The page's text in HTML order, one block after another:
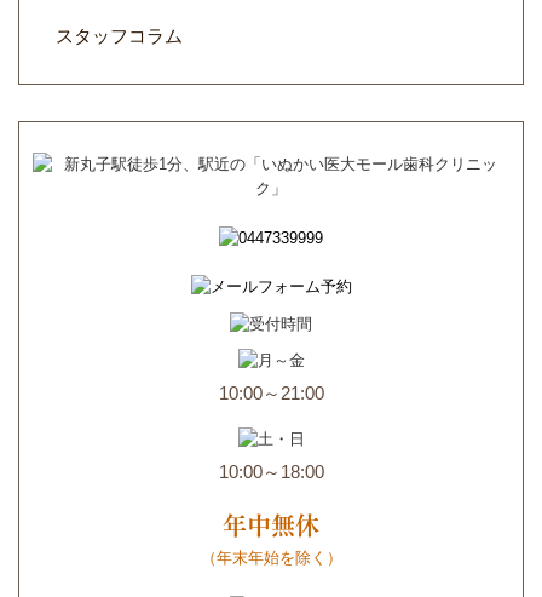
スタッフコラム
10:00～21:00
10:00～18:00
年中無休
（年末年始を除く）